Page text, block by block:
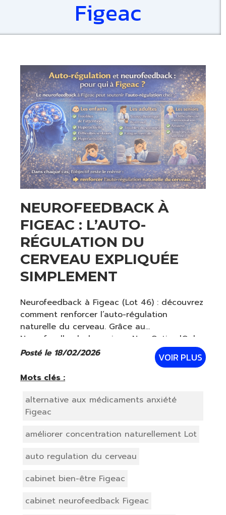
Figeac
NEUROFEEDBACK À
FIGEAC : L’AUTO-
RÉGULATION DU
CERVEAU EXPLIQUÉE
SIMPLEMENT
Neurofeedback à Figeac (Lot 46) : découvrez
comment renforcer l’auto-régulation
naturelle du cerveau. Grâce au
Neurofeedback dynamique NeurOptimal®, le
cerveau apprend à ajuster son propre
“thermostat interne” pour mieux gérer le
stress, améliorer le som
Posté le 18/02/2026 VOIR PLUS
Mots clés :
alternative aux médicaments anxiété
Figeac
améliorer concentration naturellement Lot
auto regulation du cerveau
cabinet bien-être Figeac
cabinet neurofeedback Figeac